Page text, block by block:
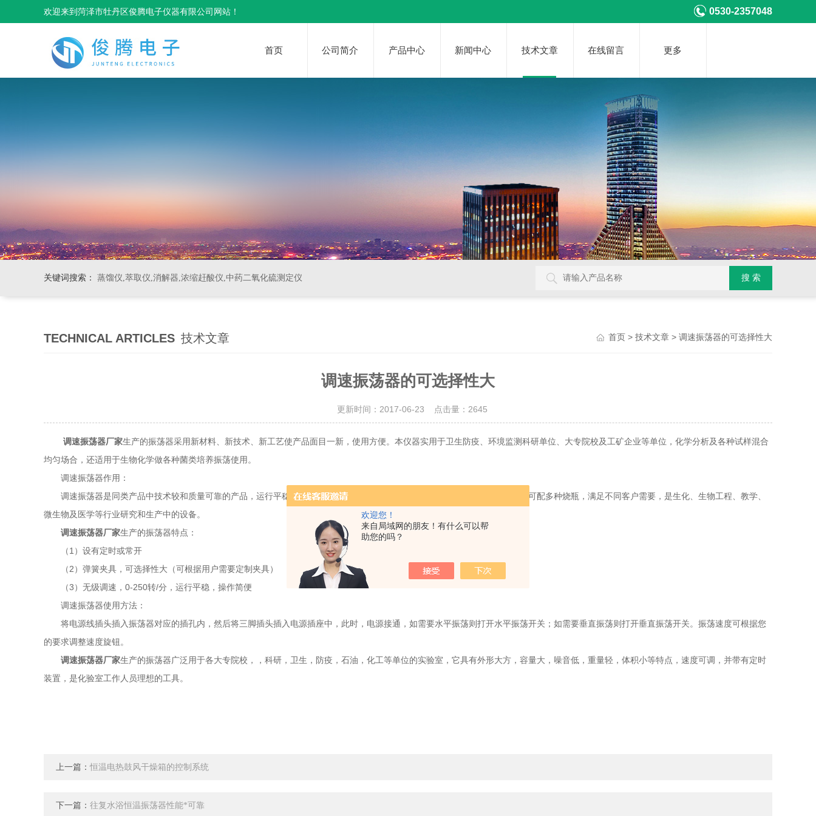
欢迎您！
来自局域网的朋友！有什么可以帮
助您的吗？
欢迎来到菏泽市牡丹区俊腾电子仪器有限公司网站！ 0530-2357048
首页 公司简介 产品中心 新闻中心 技术文章 在线留言 更多
关键词搜索： 蒸馏仪,萃取仪,消解器,浓缩赶酸仪,中药二氧化硫测定仪
TECHNICAL ARTICLES 技术文章 首页 > 技术文章 > 调速振荡器的可选择性大
调速振荡器的可选择性大
更新时间：2017-06-23 点击量： 2645
调速振荡器厂家生产的振荡器采用新材料、新技术、新工艺使产品面目一新，使用方便。本仪器实用于卫生防疫、环境监测科研单位、大专院校及工矿企业等单位，化学分析及各种试样混合
均匀场合，还适用于生物化学做各种菌类培养振荡使用。
调速振荡器作用：
调速振荡器是同类产品中技术较和质量可靠的产品，运行平稳，噪音小，振荡速度可无级调节，调节范围宽，弹簧万用夹具，可配多种烧瓶，满足不同客户需要，是生化、生物工程、教学、
微生物及医学等行业研究和生产中的设备。
调速振荡器厂家生产的振荡器特点：
（1）设有定时或常开
（2）弹簧夹具，可选择性大（可根据用户需要定制夹具）
（3）无级调速，0-250转/分，运行平稳，操作简便
调速振荡器使用方法：
将电源线插头插入振荡器对应的插孔内，然后将三脚插头插入电源插座中，此时，电源接通，如需要水平振荡则打开水平振荡开关；如需要垂直振荡则打开垂直振荡开关。振荡速度可根据您
的要求调整速度旋钮。
调速振荡器厂家生产的振荡器广泛用于各大专院校，，科研，卫生，防疫，石油，化工等单位的实验室，它具有外形大方，容量大，噪音低，重量轻，体积小等特点，速度可调，并带有定时
装置，是化验室工作人员理想的工具。
上一篇： 恒温电热鼓风干燥箱的控制系统
下一篇： 往复水浴恒温振荡器性能*可靠